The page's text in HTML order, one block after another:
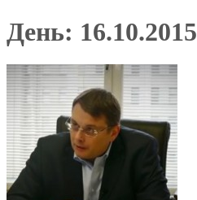
День: 16.10.2015